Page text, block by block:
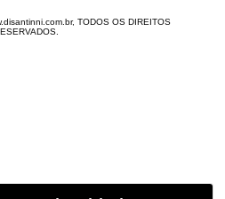
TODOS OS DIREITOS